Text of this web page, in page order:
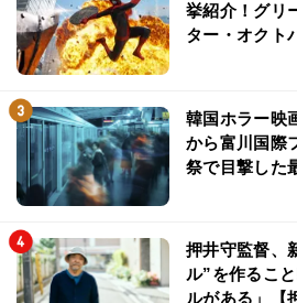
挙紹介！グリ
ター・オクト
韓国ホラー映
から富川国際
祭で目撃した
押井守監督、
ル”を作るこ
ルがある」【